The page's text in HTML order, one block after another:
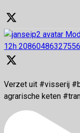
12h
Verzet uit #visserij
agrarische keten